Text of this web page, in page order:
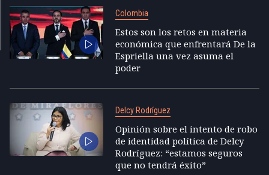
Colombia
Estos son los retos en materia
económica que enfrentará De la
Espriella una vez asuma el
poder
Delcy Rodríguez
Opinión sobre el intento de robo
de identidad política de Delcy
Rodríguez: “estamos seguros
que no tendrá éxito”